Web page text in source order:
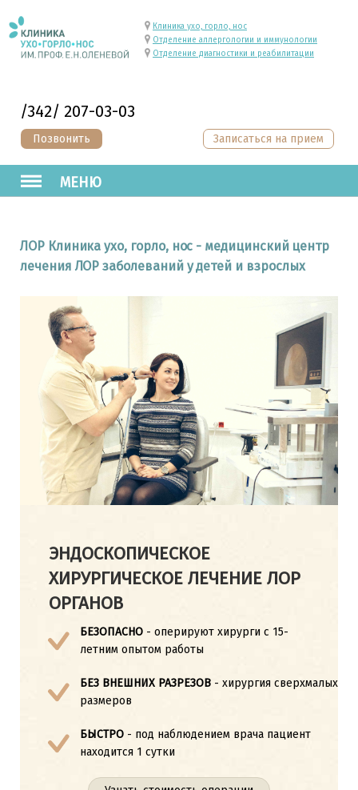
/342/ 207-03-03
Позвонить
Клиника ухо, горло, нос
Отделение аллергологии и иммунологии
Отделение диагностики и реабилитации
МЕНЮ
Записаться на прием
ЛОР Клиника ухо, горло, нос - медицинский центр
лечения ЛОР заболеваний у детей и взрослых
ЭНДОСКОПИЧЕСКОЕ
ХИРУРГИЧЕСКОЕ ЛЕЧЕНИЕ ЛОР
ОРГАНОВ
БЕЗОПАСНО - оперируют хирурги с 15-
летним опытом работы
БЕЗ ВНЕШНИХ РАЗРЕЗОВ - хирургия сверхмалых
размеров
БЫСТРО - под наблюдением врача пациент
находится 1 сутки